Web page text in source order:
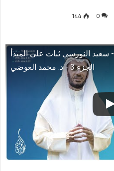
0
144
وياكم 2017 - الحلقة 20 - سعيد النورسي ثبات علي المبدأ
الجزء 3 - د. محمد العوضي